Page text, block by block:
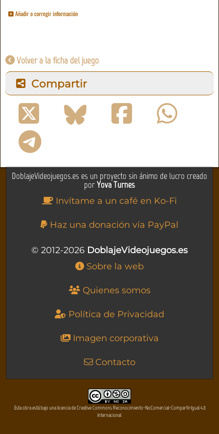
Añadir o corregir información
Volver a la ficha del juego
Compartir
DoblajeVideojuegos.es es un proyecto sin ánimo de lucro creado
porYova Turnes
Invítame a un café en Ko-Fi
Haz una donación vía PayPal
© 2012-2026 DoblajeVideojuegos.es
Sobre la web
Quienes somos
Política de Privacidad
Imagen corporativa
Contacto
Esta obra está bajo una licencia de Creative Commons Reconocimiento-NoComercial-CompartirIgual 4.0
Internacional